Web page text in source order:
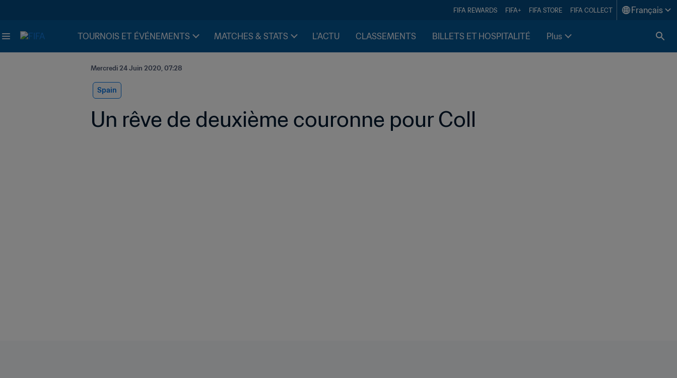
FIFA REWARDS FIFA+ FIFA STORE FIFA COLLECT Français
TOURNOIS ET ÉVÉNEMENTS MATCHES & STATS L'ACTU CLASSEMENTS BILLETS ET HOSPITALITÉ Plus
Mercredi 24 Juin 2020, 07:28
Spain
Un rêve de deuxième couronne pour Coll